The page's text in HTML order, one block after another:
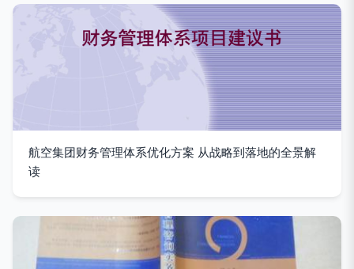
航空集团财务管理体系优化方案 从战略到落地的全景解
读